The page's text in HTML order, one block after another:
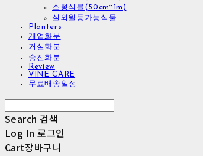
소형식물(50cm~1m)
실외월동가능식물
Planters
개업화분
거실화분
승진화분
Review
VINE CARE
무료배송일정
Search 검색
Log In 로그인
Cart장바구니